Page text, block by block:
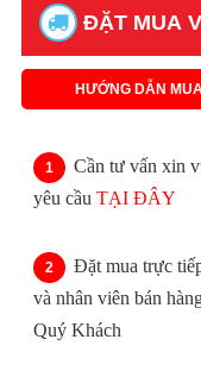
ĐẶT MUA
HƯỚNG DẪN
Cần tư vấn xin
yêu cầu TẠI ĐÂY
Đặt mua trực
và nhân viên bán
Quý Khách